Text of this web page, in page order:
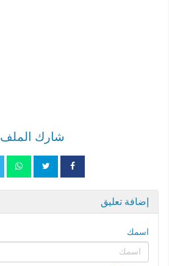
شارك الملف
إضافة تعليق
اسمك